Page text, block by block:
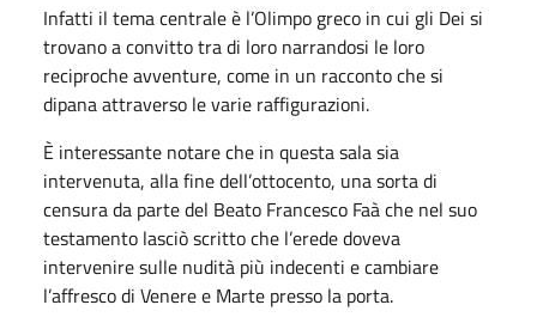
Infatti il tema centrale è l’Olimpo greco in cui gli Dei si
trovano a convitto tra di loro narrandosi le loro
reciproche avventure, come in un racconto che si
dipana attraverso le varie raffigurazioni.
È interessante notare che in questa sala sia
intervenuta, alla fine dell’ottocento, una sorta di
censura da parte del Beato Francesco Faà che nel suo
testamento lasciò scritto che l’erede doveva
intervenire sulle nudità più indecenti e cambiare
l’affresco di Venere e Marte presso la porta.